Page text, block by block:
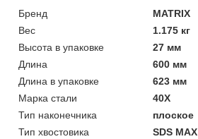
Бренд
MATRIX
Вес
1.175 кг
Высота в упаковке
27 мм
Длина
600 мм
Длина в упаковке
623 мм
Марка стали
40Х
Тип наконечника
плоское
Тип хвостовика
SDS MAX